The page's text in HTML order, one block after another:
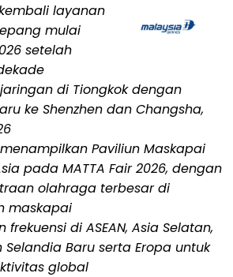
layanan
mulai
setelah
di Tiongkok dengan
ke Shenzhen dan Changsha,
Paviliun Maskapai
pada MATTA Fair 2026, dengan
olahraga terbesar di
maskapai
frekuensi di ASEAN, Asia Selatan,
Baru serta Eropa untuk
global